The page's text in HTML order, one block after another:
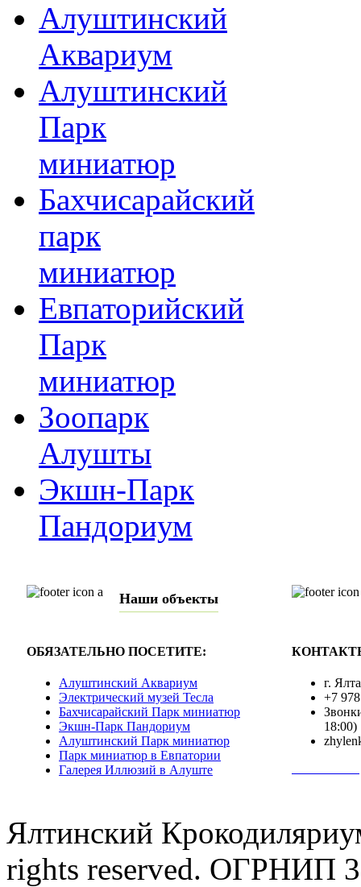
Алуштинский
Аквариум
Алуштинский
Парк
миниатюр
Бахчисарайский
парк
миниатюр
Евпаторийский
Парк
миниатюр
Зоопарк
Алушты
Экшн-Парк
Пандориум
Наши объекты
ОБЯЗАТЕЛЬНО ПОСЕТИТЕ:
Алуштинский Аквариум
Электрический музей Тесла
Бахчисарайский Парк миниатюр
Экшн-Парк Пандориум
Алуштинский Парк миниатюр
Парк миниатюр в Евпатории
Галерея Иллюзий в Алуште
г.
+7
18:00)
Ялтинский
rights reserved. ОГРНИП